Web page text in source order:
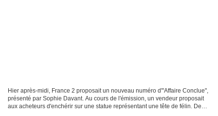
Hier après-midi, France 2 proposait un nouveau numéro d'"Affaire Conclue",
présenté par Sophie Davant. Au cours de l'émission, un vendeur proposait
aux acheteurs d'enchérir sur une statue représentant une tête de félin. Deux